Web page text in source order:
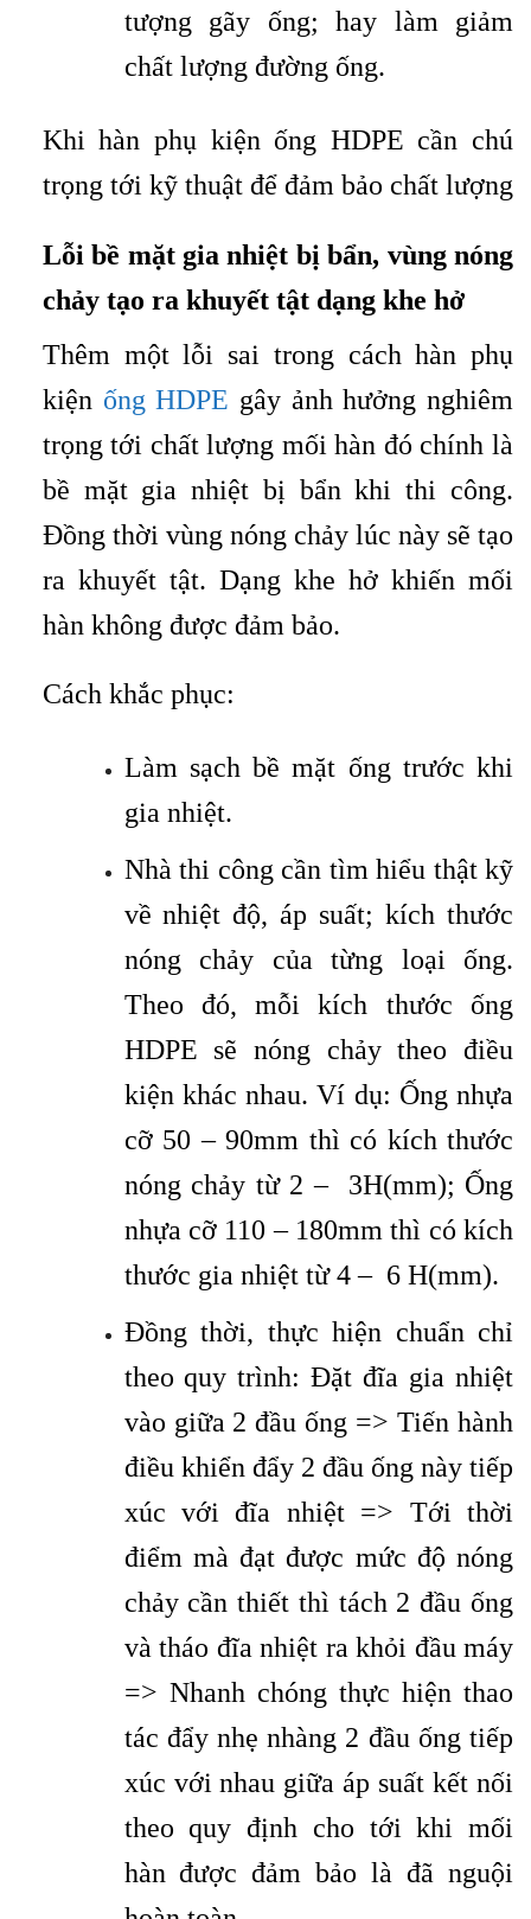
tượng gãy ống; hay làm giảm
chất lượng đường ống.
Khi hàn phụ kiện ống HDPE cần chú
trọng tới kỹ thuật để đảm bảo chất lượng
Lỗi bề mặt gia nhiệt bị bẩn, vùng nóng
chảy tạo ra khuyết tật dạng khe hở
Thêm một lỗi sai trong cách hàn phụ
kiện ống HDPE gây ảnh hưởng nghiêm
trọng tới chất lượng mối hàn đó chính là
bề mặt gia nhiệt bị bẩn khi thi công.
Đồng thời vùng nóng chảy lúc này sẽ tạo
ra khuyết tật. Dạng khe hở khiến mối
hàn không được đảm bảo.
Cách khắc phục:
Làm sạch bề mặt ống trước khi
gia nhiệt.
Nhà thi công cần tìm hiểu thật kỹ
về nhiệt độ, áp suất; kích thước
nóng chảy của từng loại ống.
Theo đó, mỗi kích thước ống
HDPE sẽ nóng chảy theo điều
kiện khác nhau. Ví dụ: Ống nhựa
cỡ 50 – 90mm thì có kích thước
nóng chảy từ 2 – 3H(mm); Ống
nhựa cỡ 110 – 180mm thì có kích
thước gia nhiệt từ 4 – 6 H(mm).
Đồng thời, thực hiện chuẩn chỉ
theo quy trình: Đặt đĩa gia nhiệt
vào giữa 2 đầu ống => Tiến hành
điều khiển đẩy 2 đầu ống này tiếp
xúc với đĩa nhiệt => Tới thời
điểm mà đạt được mức độ nóng
chảy cần thiết thì tách 2 đầu ống
và tháo đĩa nhiệt ra khỏi đầu máy
=> Nhanh chóng thực hiện thao
tác đẩy nhẹ nhàng 2 đầu ống tiếp
xúc với nhau giữa áp suất kết nối
theo quy định cho tới khi mối
hàn được đảm bảo là đã nguội